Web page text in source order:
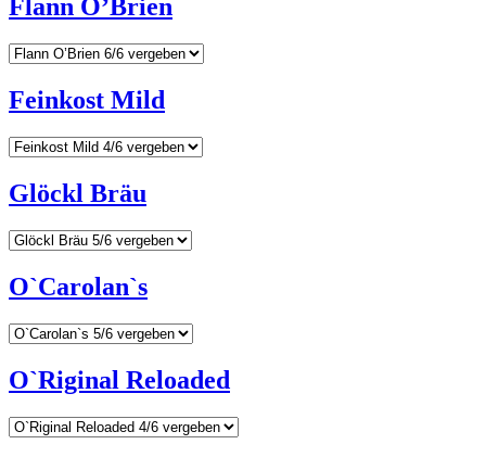
Flann O’Brien
Feinkost Mild
Glöckl Bräu
O`Carolan`s
O`Riginal Reloaded